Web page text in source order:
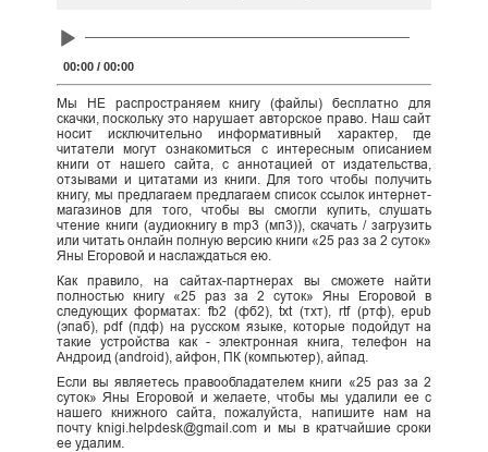
Audio
00:00/ 00:00
Мы НЕ распространяем книгу (файлы) бесплатно для
скачки, поскольку это нарушает авторское право. Наш сайт
носит исключительно информативный характер, где
читатели могут ознакомиться с интересным описанием
книги от нашего сайта, с аннотацией от издательства,
отзывами и цитатами из книги. Для того чтобы получить
книгу, мы предлагаем предлагаем список ссылок интернет-
магазинов для того, чтобы вы смогли купить, слушать
чтение книги (аудиокнигу в mp3 (мп3)), скачать / загрузить
или читать онлайн полную версию книги «25 раз за 2 суток»
Яны Егоровой и наслаждаться ею.
Как правило, на сайтах-партнерах вы сможете найти
полностью книгу «25 раз за 2 суток» Яны Егоровой в
следующих форматах: fb2 (фб2), txt (тхт), rtf (ртф), epub
(эпаб), pdf (пдф) на русском языке, которые подойдут на
такие устройства как - электронная книга, телефон на
Андроид (android), айфон, ПК (компьютер), айпад.
Если вы являетесь правообладателем книги «25 раз за 2
суток» Яны Егоровой и желаете, чтобы мы удалили ее с
нашего книжного сайта, пожалуйста, напишите нам на
почту knigi.helpdesk@gmail.com и мы в кратчайшие сроки
ее удалим.